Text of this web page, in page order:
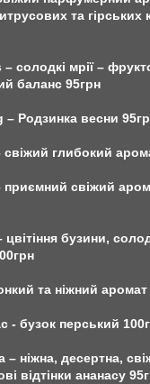
та гірських
солодкі мрії –
баланс 95грн
– Родзинка весни
свіжий глибокий
приємний свіжий
цвітіння бузини,
та ніжний аромат
- бузок перський
– ніжна, десертна,
відтінки ананасу